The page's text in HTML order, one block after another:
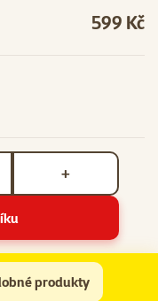
599 Kč
+
produkty